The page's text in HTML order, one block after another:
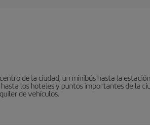
de la ciudad, un minibús hasta la
los hoteles y puntos importantes de la
de vehículos.